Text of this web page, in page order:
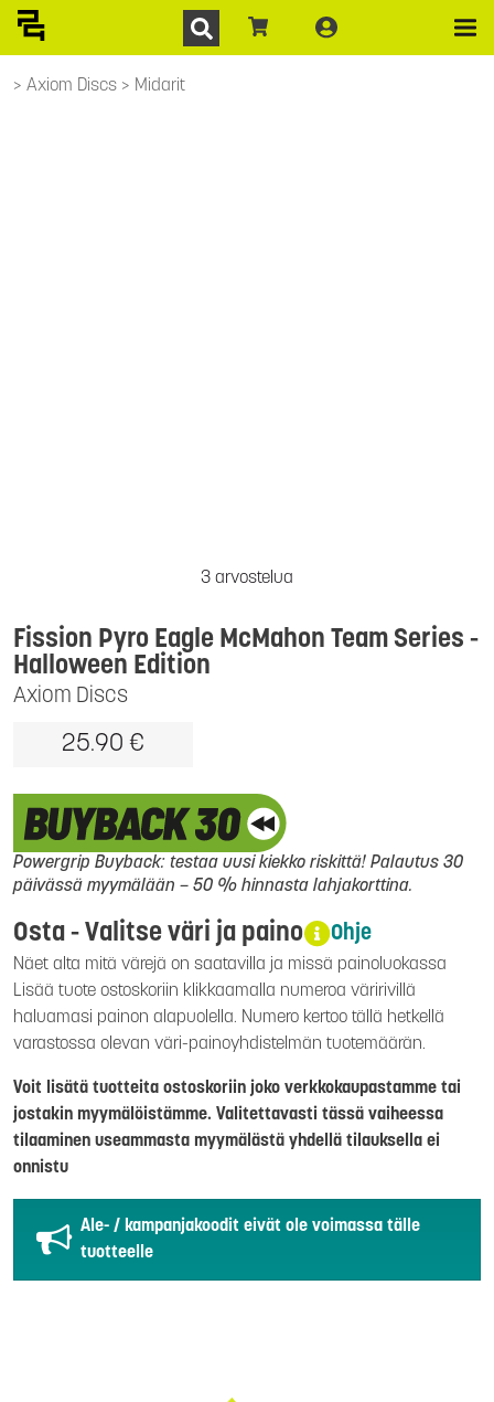
Axiom Discs Midarit
3 arvostelua
Axiom Discs
Fission Pyro Eagle McMahon Team Series -
Halloween Edition
25.90 €
Powergrip Buyback: testaa uusi kiekko riskittä! Palautus 30
päivässä myymälään – 50 % hinnasta lahjakorttina.
Osta - Valitse väri ja paino Ohje
Näet alta mitä värejä on saatavilla ja missä painoluokassa
Lisää tuote ostoskoriin klikkaamalla numeroa väririvillä
haluamasi painon alapuolella. Numero kertoo tällä hetkellä
varastossa olevan väri-painoyhdistelmän tuotemäärän.
Voit lisätä tuotteita ostoskoriin joko verkkokaupastamme tai
jostakin myymälöistämme. Valitettavasti tässä vaiheessa
tilaaminen useammasta myymälästä yhdellä tilauksella ei
onnistu
Ale- / kampanjakoodit eivät ole voimassa tälle
tuotteelle